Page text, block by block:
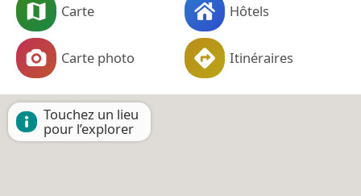
Carte Hôtels
Carte photo Itinéraires
Touchez un lieu
pour l’explorer